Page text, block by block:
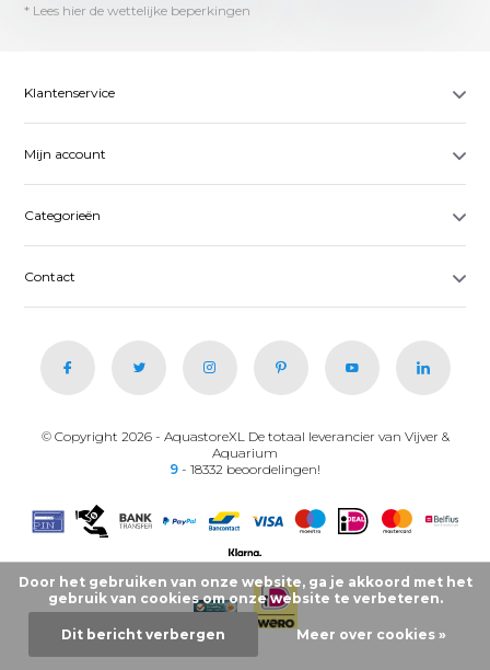
* Lees hier de wettelijke beperkingen
Klantenservice
Mijn account
Categorieën
Contact
© Copyright 2026 - AquastoreXL De totaal leverancier van Vijver &
Aquarium
9 - 18332 beoordelingen!
Door het gebruiken van onze website, ga je akkoord met het
gebruik van cookies om onze website te verbeteren.
Dit bericht verbergen Meer over cookies »